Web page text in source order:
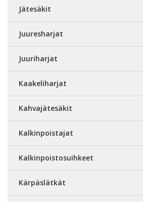
Jätesäkit
Juuresharjat
Juuriharjat
Kaakeliharjat
Kahvajätesäkit
Kalkinpoistajat
Kalkinpoistosuihkeet
Kärpäslätkät